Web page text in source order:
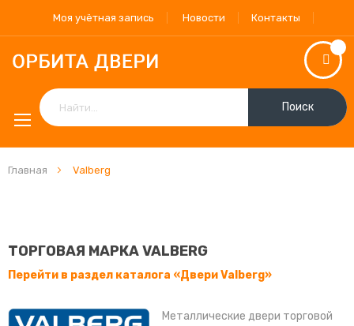
Моя учётная запись Новости Контакты
Поиск
Главная Valberg
ТОРГОВАЯ МАРКА VALBERG
Перейти в раздел каталога «Двери Valberg»
Металлические двери торговой